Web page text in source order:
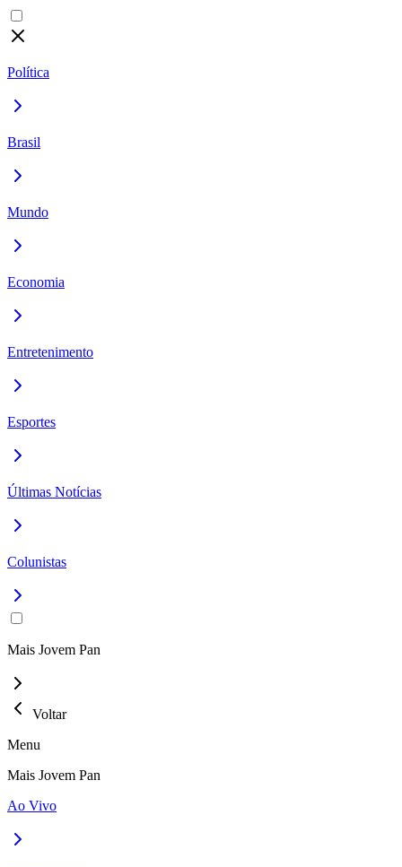
Política
Brasil
Mundo
Economia
Entretenimento
Esportes
Últimas Notícias
Colunistas
Mais Jovem Pan
Voltar
Menu
Mais Jovem Pan
Ao Vivo